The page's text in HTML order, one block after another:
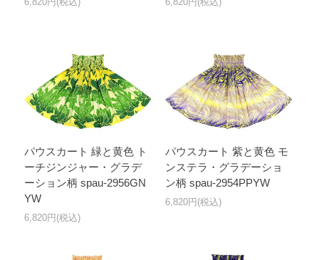
パウスカート 緑と黄色 ト
ーチジンジャー・グラデ
ーション柄 spau-2956GN
YW
6,820円(税込)
パウスカート 紫と黄色 モ
ンステラ・グラデーショ
ン柄 spau-2954PPYW
6,820円(税込)